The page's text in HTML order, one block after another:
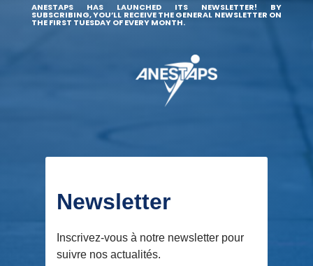
ANESTAPS HAS LAUNCHED ITS NEWSLETTER! BY
SUBSCRIBING, YOU’LL RECEIVE THE GENERAL NEWSLETTER ON
THE FIRST TUESDAY OF EVERY MONTH.